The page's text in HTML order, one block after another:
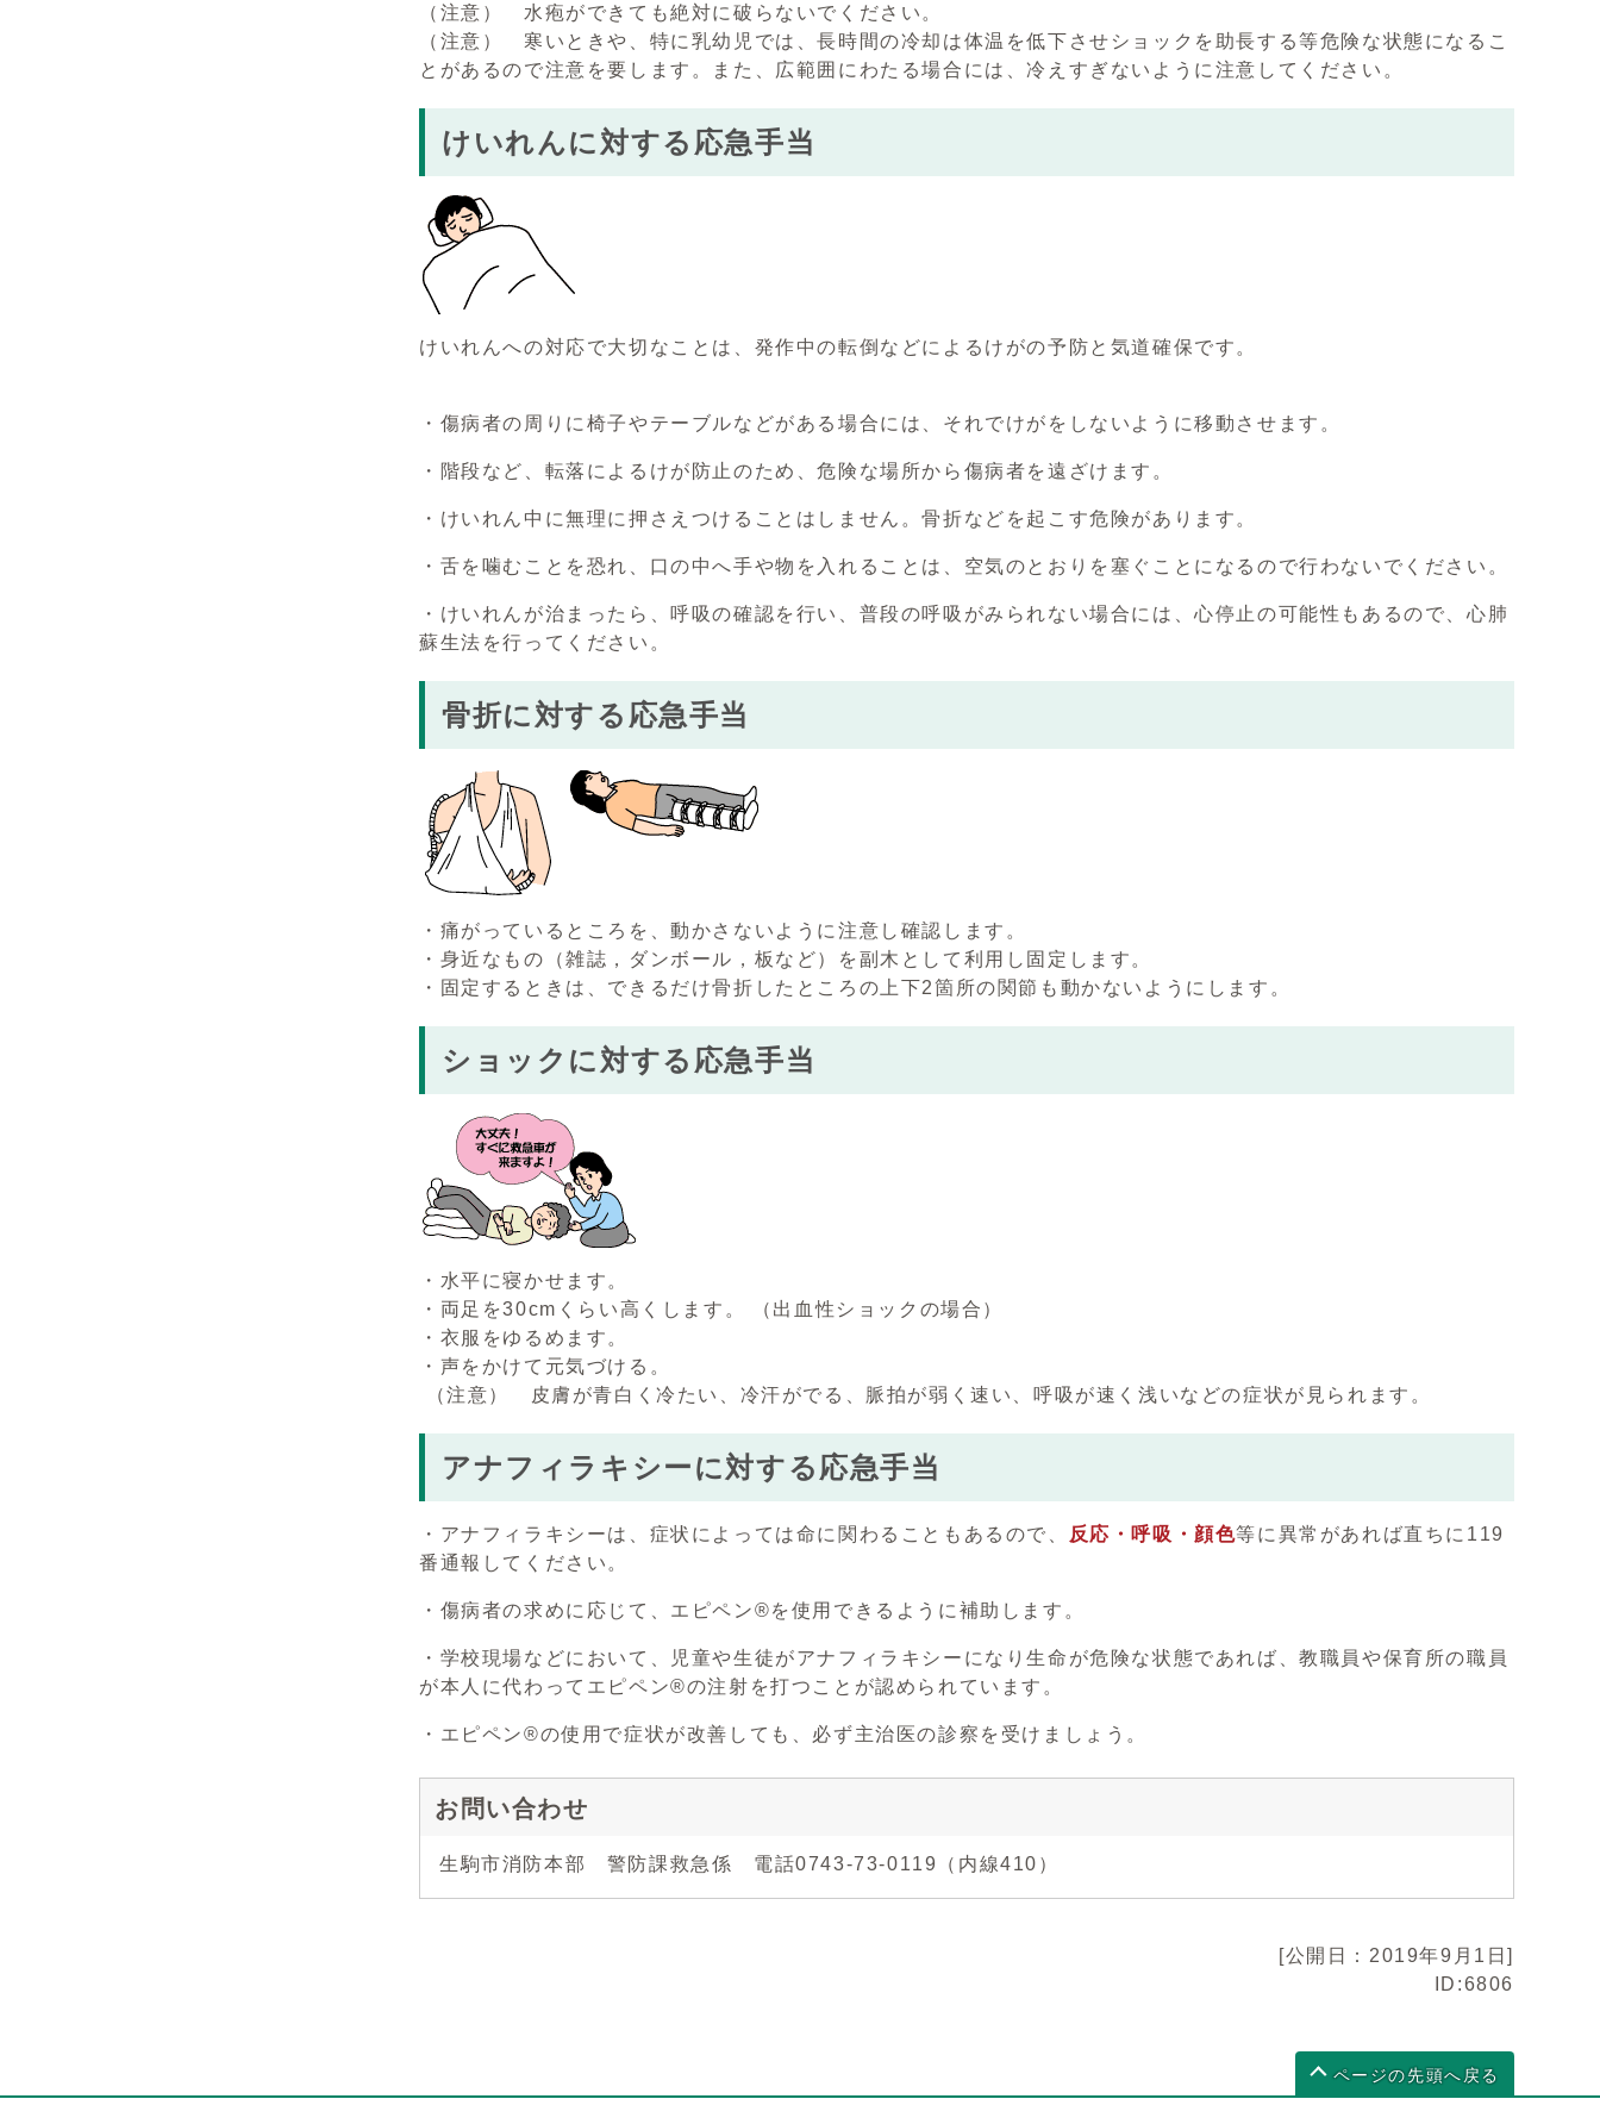
（注意） 水疱ができても絶対に破らないでください。
（注意） 寒いときや、特に乳幼児では、長時間の冷却は体温を低下させショックを助長する等危険な状態になるこ
とがあるので注意を要します。また、広範囲にわたる場合には、冷えすぎないように注意してください。
けいれんに対する応急手当
けいれんへの対応で大切なことは、発作中の転倒などによるけがの予防と気道確保です。
・傷病者の周りに椅子やテーブルなどがある場合には、それでけがをしないように移動させます。
・階段など、転落によるけが防止のため、危険な場所から傷病者を遠ざけます。
・けいれん中に無理に押さえつけることはしません。骨折などを起こす危険があります。
・舌を噛むことを恐れ、口の中へ手や物を入れることは、空気のとおりを塞ぐことになるので行わないでください。
・けいれんが治まったら、呼吸の確認を行い、普段の呼吸がみられない場合には、心停止の可能性もあるので、心肺
蘇生法を行ってください。
骨折に対する応急手当
・痛がっているところを、動かさないように注意し確認します。
・身近なもの（雑誌，ダンボール，板など）を副木として利用し固定します。
・固定するときは、できるだけ骨折したところの上下2箇所の関節も動かないようにします。
ショックに対する応急手当
・水平に寝かせます。
・両足を30cmくらい高くします。 （出血性ショックの場合）
・衣服をゆるめます。
・声をかけて元気づける。
（注意） 皮膚が青白く冷たい、冷汗がでる、脈拍が弱く速い、呼吸が速く浅いなどの症状が見られます。
アナフィラキシーに対する応急手当
・アナフィラキシーは、症状によっては命に関わることもあるので、 反応・呼吸・顔色等に異常があれば直ちに119
番通報してください。
・傷病者の求めに応じて、エピペン®を使用できるように補助します。
・学校現場などにおいて、児童や生徒がアナフィラキシーになり生命が危険な状態であれば、教職員や保育所の職員
が本人に代わってエピペン®の注射を打つことが認められています。
・エピペン®の使用で症状が改善しても、必ず主治医の診察を受けましょう。
お問い合わせ
生駒市消防本部 警防課救急係 電話0743-73-0119（内線410）
[公開日：2019年9月1日]
ID:6806
ページの先頭へ戻る